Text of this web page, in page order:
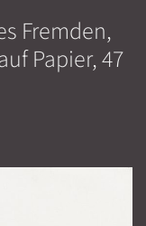
Fremden,
Papier, 47